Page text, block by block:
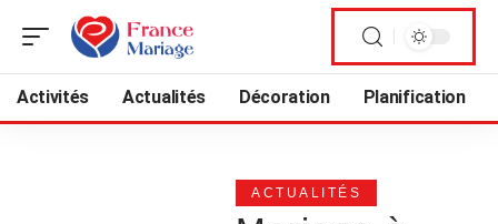
Activités Actualités Décoration Planification
ACTUALITÉS